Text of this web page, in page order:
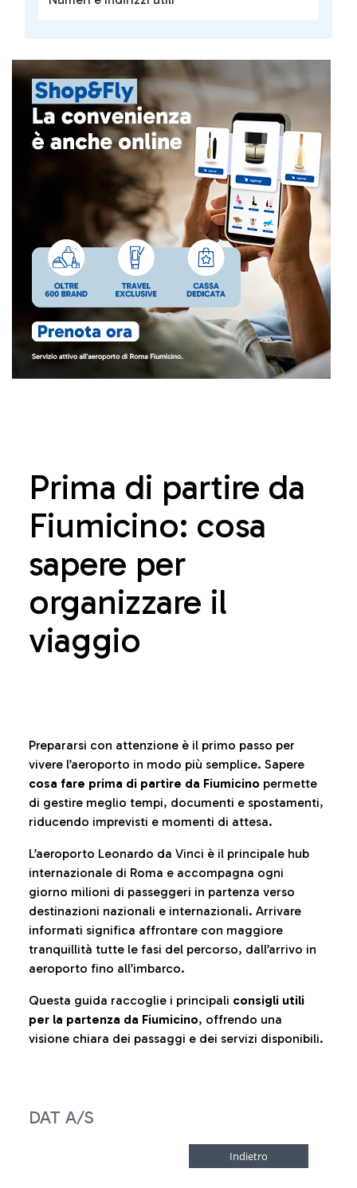
Prima di partire da
Fiumicino: cosa
sapere per
organizzare il
viaggio
Prepararsi con attenzione è il primo passo per
vivere l’aeroporto in modo più semplice. Sapere
cosa fare prima di partire da Fiumicino permette
di gestire meglio tempi, documenti e spostamenti,
riducendo imprevisti e momenti di attesa.
L’aeroporto Leonardo da Vinci è il principale hub
internazionale di Roma e accompagna ogni
giorno milioni di passeggeri in partenza verso
destinazioni nazionali e internazionali. Arrivare
informati significa affrontare con maggiore
tranquillità tutte le fasi del percorso, dall’arrivo in
aeroporto fino all’imbarco.
Questa guida raccoglie i principali consigli utili
per la partenza da Fiumicino, offrendo una
visione chiara dei passaggi e dei servizi disponibili.
DAT A/S